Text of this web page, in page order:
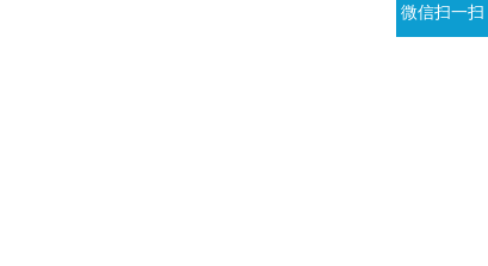
微信扫一扫